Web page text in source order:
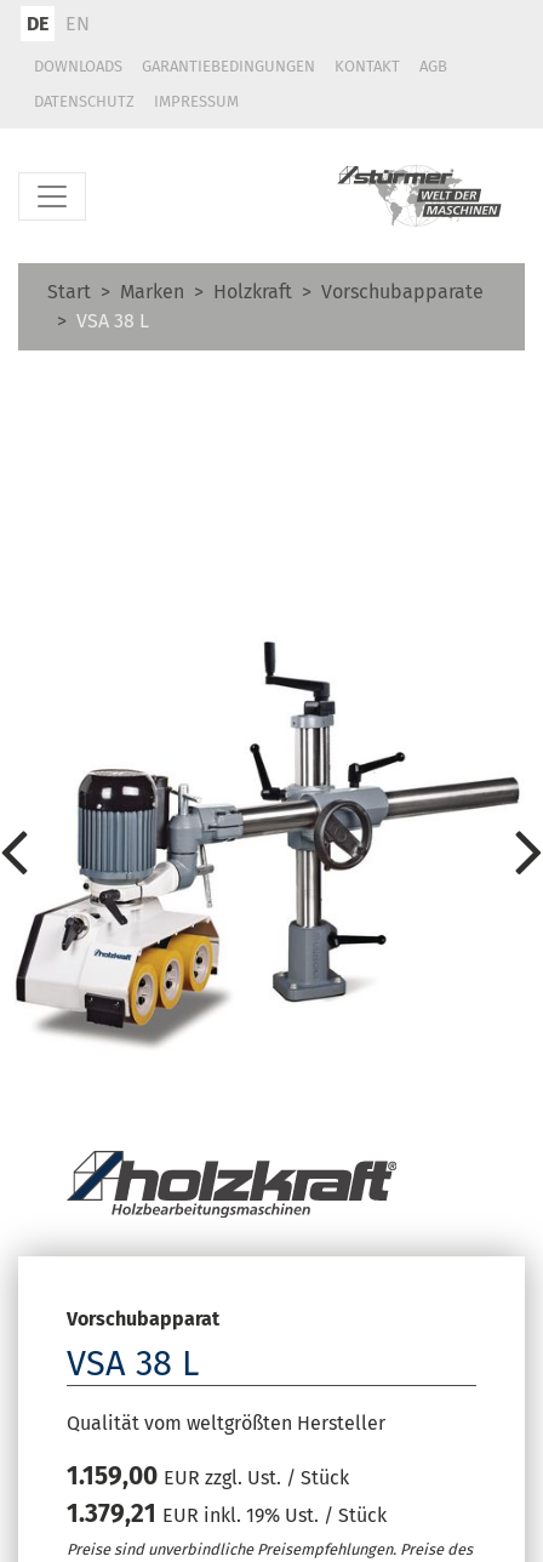
DE EN
DOWNLOADS GARANTIEBEDINGUNGEN KONTAKT
AGB
DATENSCHUTZ
IMPRESSUM
Start Marken Holzkraft
Vorschubapparate
VSA 38 L
Vorschubapparat
VSA 38 L
Qualität vom weltgrößten Hersteller
1.159,00 EUR zzgl. Ust. / Stück
1.379,21 EUR inkl. 19% Ust. / Stück
Preise sind unverbindliche Preisempfehlungen. Preise des